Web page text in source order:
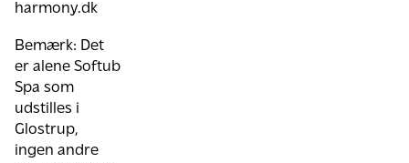
harmony.dk
Bemærk: Det
er alene Softub
Spa som
udstilles i
Glostrup,
ingen andre